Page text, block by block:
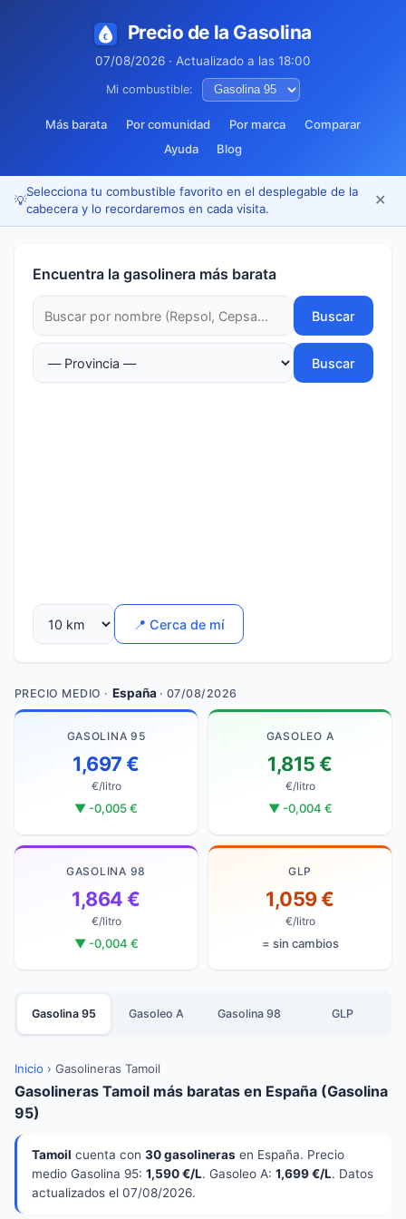
Precio de la Gasolina
07/08/2026 · Actualizado a las 18:00
Mi combustible:
Más barata Por comunidad Por marca
Comparar
Ayuda
Blog
💡
Selecciona tu combustible favorito en el desplegable de la
cabecera y lo recordaremos en cada visita.
✕
Encuentra la gasolinera más barata
Buscar
Buscar
📍 Cerca de mí
PRECIO MEDIO · España · 07/08/2026
GASOLINA 95
1,697 €
€/litro
▼ -0,005 €
GASOLEO A
1,815 €
€/litro
▼ -0,004 €
GASOLINA 98
1,864 €
€/litro
▼ -0,004 €
GLP
1,059 €
€/litro
= sin cambios
Gasolina 95 Gasoleo A Gasolina 98 GLP
Inicio › Gasolineras Tamoil
Gasolineras Tamoil más baratas en España (Gasolina
95)
Tamoil cuenta con 30 gasolineras en España. Precio
medio Gasolina 95: 1,590 €/L. Gasoleo A: 1,699 €/L. Datos
actualizados el 07/08/2026.